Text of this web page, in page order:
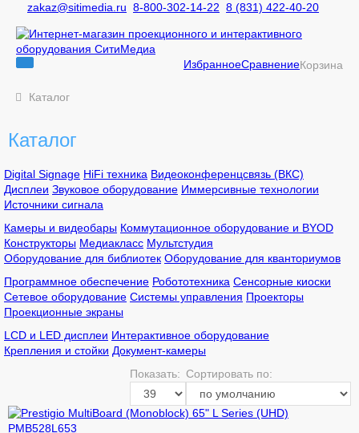
8 (831) 422-40-20
8-800-302-14-22
zakaz@sitimedia.ru
Корзина
Сравнение
Избранное
Каталог
Каталог
Digital Signage HiFi техника Видеоконференцсвязь (ВКС)
Дисплеи Звуковое оборудование Иммерсивные технологии
Источники сигнала
Камеры и видеобары Коммутационное оборудование и BYOD
Конструкторы Медиакласс Мультстудия
Оборудование для библиотек Оборудование для кванториумов
Программное обеспечение Робототехника Сенсорные киоски
Сетевое оборудование Системы управления Проекторы
Проекционные экраны
LCD и LED дисплеи Интерактивное оборудование
Крепления и стойки Документ-камеры
Сортировать по:
Показать: